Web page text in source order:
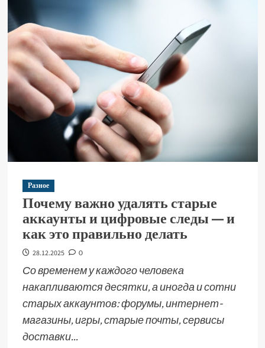
Разное
Почему важно удалять старые
аккаунты и цифровые следы — и
как это правильно делать
28.12.2025 0
Со временем у каждого человека
накапливаются десятки, а иногда и сотни
старых аккаунтов: форумы, интернет-
магазины, игры, старые почты, сервисы
доставки...